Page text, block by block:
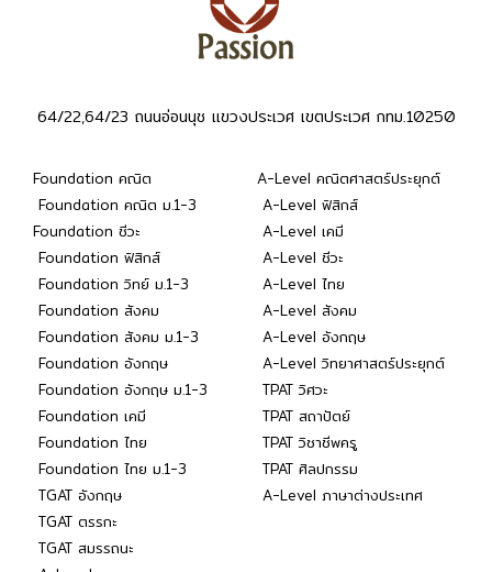
64/22,64/23 ถนนอ่อนนุช แขวงประเวศ เขตประเวศ กทม.10250
Foundation คณิต
Foundation คณิต ม.1-3
Foundation ชีวะ
Foundation ฟิสิกส์
Foundation วิทย์ ม.1-3
Foundation สังคม
Foundation สังคม ม.1-3
Foundation อังกฤษ
Foundation อังกฤษ ม.1-3
Foundation เคมี
Foundation ไทย
Foundation ไทย ม.1-3
TGAT อังกฤษ
TGAT ตรรกะ
TGAT สมรรถนะ
A-Level คณิตศาสตร์ประยุกต์
A-Level ฟิสิกส์
A-Level เคมี
A-Level ชีวะ
A-Level ไทย
A-Level สังคม
A-Level อังกฤษ
A-Level วิทยาศาสตร์ประยุกต์
TPAT วิศวะ
TPAT สถาปัตย์
TPAT วิชาชีพครู
TPAT ศิลปกรรม
A-Level ภาษาต่างประเทศ